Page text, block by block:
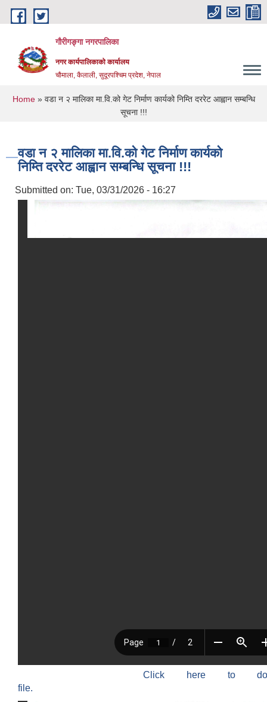
Skip to main content
गौरीगङ्गा नगरपालिका
नगर कार्यपालिकाको कार्यालय
चौमाला, कैलाली, सुदूरपश्चिम प्रदेश, नेपाल
You are here
Home» वडा न २ मालिका मा.वि.को गेट निर्माण कार्यको निम्ति दररेट आह्वान सम्बन्धि
सूचना !!!
वडा न २ मालिका मा.वि.को गेट निर्माण कार्यको
निम्ति दररेट आह्वान सम्बन्धि सूचना !!!
Submitted on: Tue, 03/31/2026 - 16:27
Click here to
file.